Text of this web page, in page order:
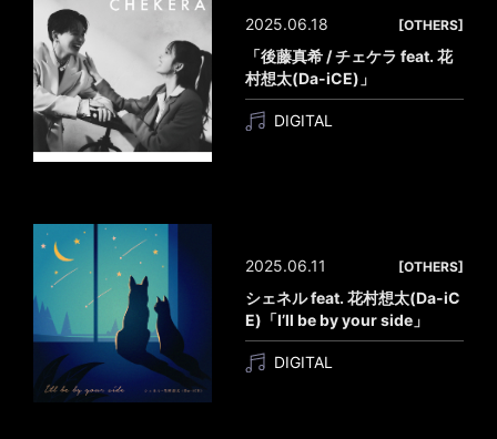
2025.06.18 [OTHERS]
「後藤真希 / チェケラ feat. 花
村想太(Da-iCE)」
DIGITAL
2025.06.11 [OTHERS]
シェネル feat. 花村想太(Da-iC
E)「I’ll be by your side」
DIGITAL